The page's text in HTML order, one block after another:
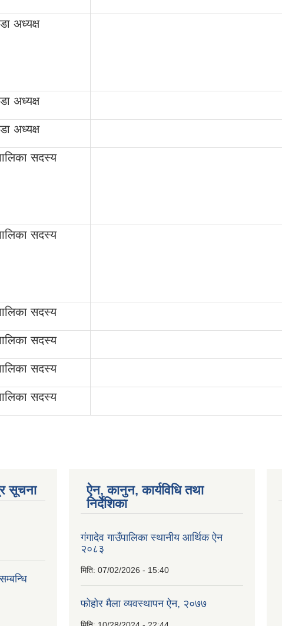
अध्यक्ष
अध्यक्ष
अध्यक्ष
सदस्य
सदस्य
सदस्य
सदस्य
सदस्य
सदस्य
सूचना
ऐन, कानुन, कार्यविधि तथा
निर्देशिका
गंगादेव गाउँपालिका स्थानीय आर्थिक ऐन
२०८३
मिति: 07/02/2026 - 15:40
फोहोर मैला व्यवस्थापन ऐन, २०७७